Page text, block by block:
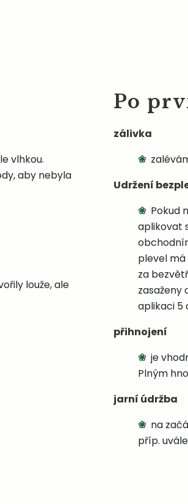
vlhkou.
aby nebyla
louže, ale
Po
zálivka
Udržení
Pokud
aplikovat
plevel
za
zasaženy
aplikaci 5
přihnojení
je
Plným
jarní údržba
na
příp.